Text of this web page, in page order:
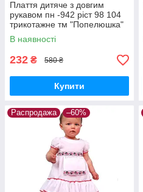
Плаття дитяче з довгим
рукавом пн -942 ріст 98 104
трикотажне тм "Попелюшка"
В наявності
232 ₴ 580 ₴
Купити
Распродажа –60%